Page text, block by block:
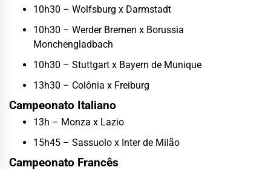
10h30 – Wolfsburg x Darmstadt
10h30 – Werder Bremen x Borussia
Monchengladbach
10h30 – Stuttgart x Bayern de Munique
13h30 – Colônia x Freiburg
Campeonato Italiano
13h – Monza x Lazio
15h45 – Sassuolo x Inter de Milão
Campeonato Francês